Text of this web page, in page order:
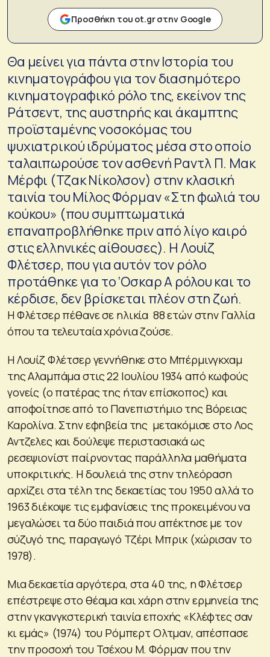
Προσθήκη του ot.gr στην Google
Θα μείνει για πάντα στην Ιστορία του
κινηματογράφου για τον διασημότερο
κινηματογραφικό ρόλο της, εκείνον της
Ράτσεντ, της αυστηρής και άκαμπτης
προϊσταμένης νοσοκόμας του
ψυχιατρικού ιδρύματος μέσα στο οποίο
ταλαιπωρούσε τον ασθενή Ραντλ Π. Μακ
Μέρφι (Τζακ Νίκολσον) στην κλασική
ταινία του Μίλος Φόρμαν «Στη φωλιά του
κούκου» (που συμπτωματικά
επαναπροβλήθηκε πριν από λίγο καιρό
στις ελληνικές αίθουσες). Η Λουίζ
Φλέτσερ, που για αυτόν τον ρόλο
προτάθηκε για το ‘Οσκαρ Α ρόλου και το
κέρδισε, δεν βρίσκεται πλέον στη ζωή.
Η Φλέτσερ πέθανε σε ηλικία 88 ετών στην Γαλλία
όπου τα τελευταία χρόνια ζούσε.
Η Λουίζ Φλέτσερ γεννήθηκε στο Μπέρμινγκχαμ
της Αλαμπάμα στις 22 Ιουλίου 1934 από κωφούς
γονείς (ο πατέρας της ήταν επίσκοπος) και
αποφοίτησε από το Πανεπιστήμιο της Βόρειας
Καρολίνα. Στην εφηβεία της μετακόμισε στο Λος
Αντζελες και δούλεψε περιστασιακά ως
ρεσεψιονίστ παίρνοντας παράλληλα μαθήματα
υποκριτικής. Η δουλειά της στην τηλεόραση
αρχίζει στα τέλη της δεκαετίας του 1950 αλλά το
1963 διέκοψε τις εμφανίσεις της προκειμένου να
μεγαλώσει τα δύο παιδιά που απέκτησε με τον
σύζυγό της, παραγωγό Τζέρι Μπρικ (χώρισαν το
1978).
Μια δεκαετία αργότερα, στα 40 της, η Φλέτσερ
επέστρεψε στο θέαμα και χάρη στην ερμηνεία της
στην γκανγκστερική ταινία εποχής «Κλέφτες σαν
κι εμάς» (1974) του Ρόμπερτ Ολτμαν, απέσπασε
την προσοχή του Τσέχου Μ. Φόρμαν που την